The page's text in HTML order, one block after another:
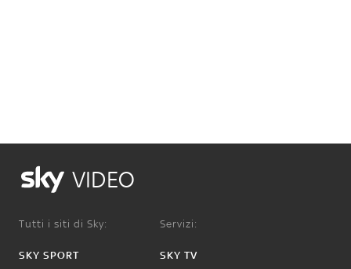
VIDEO
Tutti i siti di Sky:
SKY SPORT
Servizi:
SKY TV